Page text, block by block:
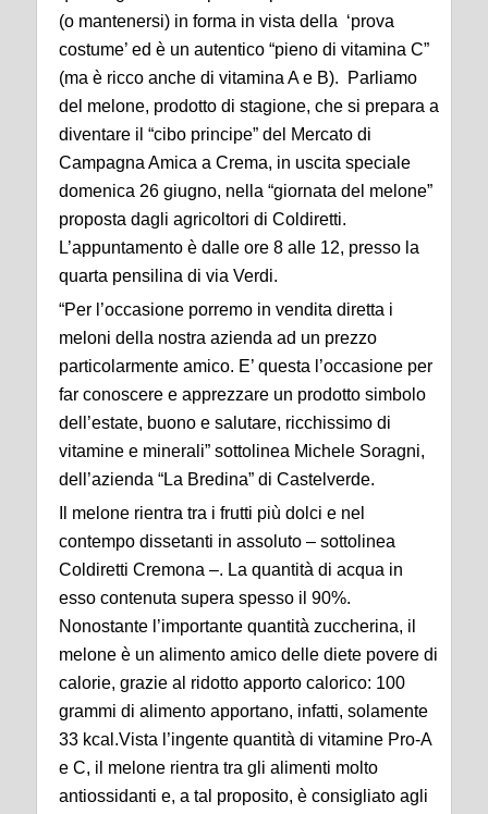
(o mantenersi) in forma in vista della ‘prova
costume’ ed è un autentico “pieno di vitamina C”
(ma è ricco anche di vitamina A e B). Parliamo
del melone, prodotto di stagione, che si prepara a
diventare il “cibo principe” del Mercato di
Campagna Amica a Crema, in uscita speciale
domenica 26 giugno, nella “giornata del melone”
proposta dagli agricoltori di Coldiretti.
L’appuntamento è dalle ore 8 alle 12, presso la
quarta pensilina di via Verdi.
“Per l’occasione porremo in vendita diretta i
meloni della nostra azienda ad un prezzo
particolarmente amico. E’ questa l’occasione per
far conoscere e apprezzare un prodotto simbolo
dell’estate, buono e salutare, ricchissimo di
vitamine e minerali” sottolinea Michele Soragni,
dell’azienda “La Bredina” di Castelverde.
Il melone rientra tra i frutti più dolci e nel
contempo dissetanti in assoluto – sottolinea
Coldiretti Cremona –. La quantità di acqua in
esso contenuta supera spesso il 90%.
Nonostante l’importante quantità zuccherina, il
melone è un alimento amico delle diete povere di
calorie, grazie al ridotto apporto calorico: 100
grammi di alimento apportano, infatti, solamente
33 kcal.Vista l’ingente quantità di vitamine Pro-A
e C, il melone rientra tra gli alimenti molto
antiossidanti e, a tal proposito, è consigliato agli